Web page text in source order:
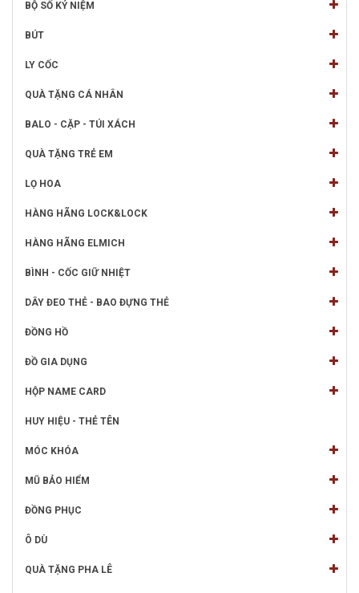
BỘ SỐ KỶ NIỆM
BÚT
LY CỐC
QUÀ TẶNG CÁ NHÂN
BALO - CẶP - TÚI XÁCH
QUÀ TẶNG TRẺ EM
LỌ HOA
HÀNG HÃNG LOCK&LOCK
HÀNG HÃNG ELMICH
BÌNH - CỐC GIỮ NHIỆT
DÂY ĐEO THẺ - BAO ĐỰNG THẺ
ĐỒNG HỒ
ĐỒ GIA DỤNG
HỘP NAME CARD
HUY HIỆU - THẺ TÊN
MÓC KHÓA
MŨ BẢO HIỂM
ĐỒNG PHỤC
Ô DÙ
QUÀ TẶNG PHA LÊ